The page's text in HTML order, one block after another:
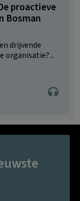
proactieve
Bosman
drijvende
organisatie?...